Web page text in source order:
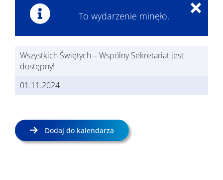
To wydarzenie minęło.
×
Wszystkich Świętych – Wspólny Sekretariat jest
dostępny!
01.11.2024
Dodaj do kalendarza